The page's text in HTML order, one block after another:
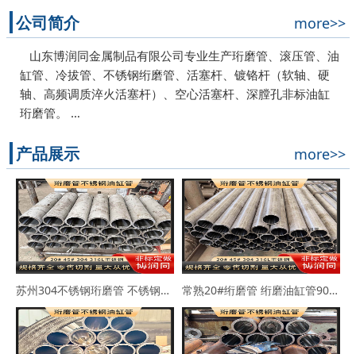
公司简介 more>>
山东博润同金属制品有限公司专业生产珩磨管、滚压管、油
缸管、冷拔管、不锈钢绗磨管、活塞杆、镀铬杆（软轴、硬
轴、高频调质淬火活塞杆）、空心活塞杆、深膛孔非标油缸
珩磨管。 …
产品展示 more>>
苏州304不锈钢珩磨管 不锈钢缸筒90*102 63*73 常熟20#绗磨管 绗磨油缸管90*114 100*110